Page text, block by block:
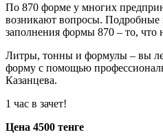
По 870 форме у многих
возникают вопросы. Подробные
заполнения формы 870 – то, что
Литры, тонны и формулы – вы
форму с помощью
Казанцева.
1 час в зачет!
Цена 4500 тенге